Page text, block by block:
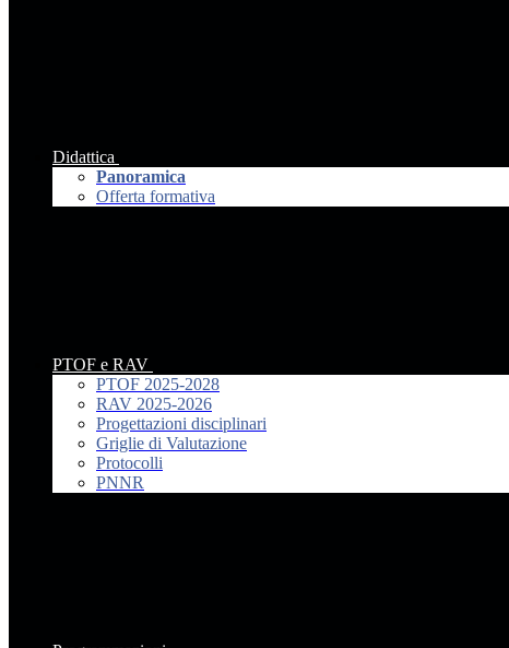
Didattica
Panoramica
Offerta formativa
PTOF e RAV
PTOF 2025-2028
RAV 2025-2026
Progettazioni disciplinari
Griglie di Valutazione
Protocolli
PNNR